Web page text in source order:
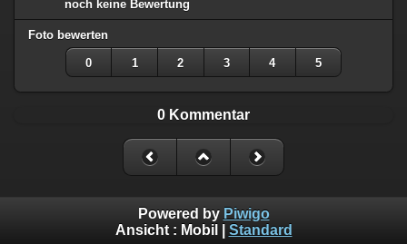
noch keine Bewertung
Foto bewerten
0 1 2 3 4 5
0 Kommentar
Powered by Piwigo
Ansicht : Mobil Standard